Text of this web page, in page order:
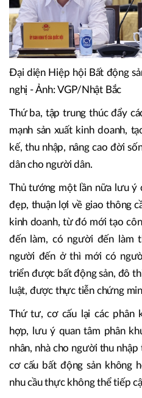
Đại diện Hiệp hội Bất động
nghị - Ảnh: VGP/Nhật Bắc
Thứ ba, tập trung thúc đẩy
mạnh sản xuất kinh doanh,
kế, thu nhập, nâng cao đời
dân cho người dân.
Thủ tướng một lần nữa lưu ý
đẹp, thuận lợi về giao thông
đến làm, có người đến làm
người đến ở thì mới có
triển được bất động sản, đô
luật, được thực tiễn chứng